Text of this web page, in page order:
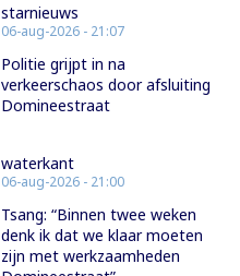
starnieuws
06-aug-2026 - 21:07
Politie grijpt in na
verkeerschaos door afsluiting
Domineestraat
waterkant
06-aug-2026 - 21:00
Tsang: “Binnen twee weken
denk ik dat we klaar moeten
zijn met werkzaamheden